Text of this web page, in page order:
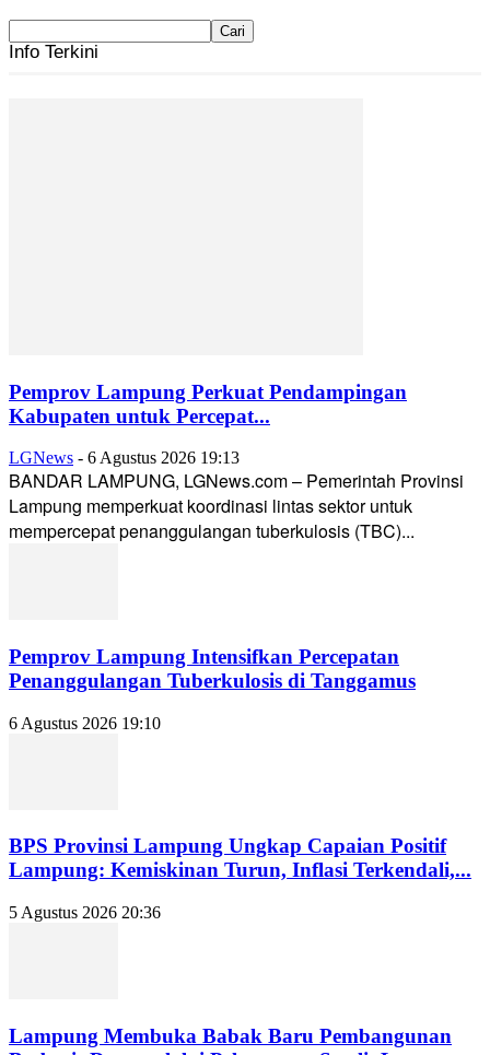
Info Terkini
Pemprov Lampung Perkuat Pendampingan
Kabupaten untuk Percepat...
LGNews - 6 Agustus 2026 19:13
BANDAR LAMPUNG, LGNews.com – Pemerintah Provinsi
Lampung memperkuat koordinasi lintas sektor untuk
mempercepat penanggulangan tuberkulosis (TBC)...
Pemprov Lampung Intensifkan Percepatan
Penanggulangan Tuberkulosis di Tanggamus
6 Agustus 2026 19:10
BPS Provinsi Lampung Ungkap Capaian Positif
Lampung: Kemiskinan Turun, Inflasi Terkendali,...
5 Agustus 2026 20:36
Lampung Membuka Babak Baru Pembangunan